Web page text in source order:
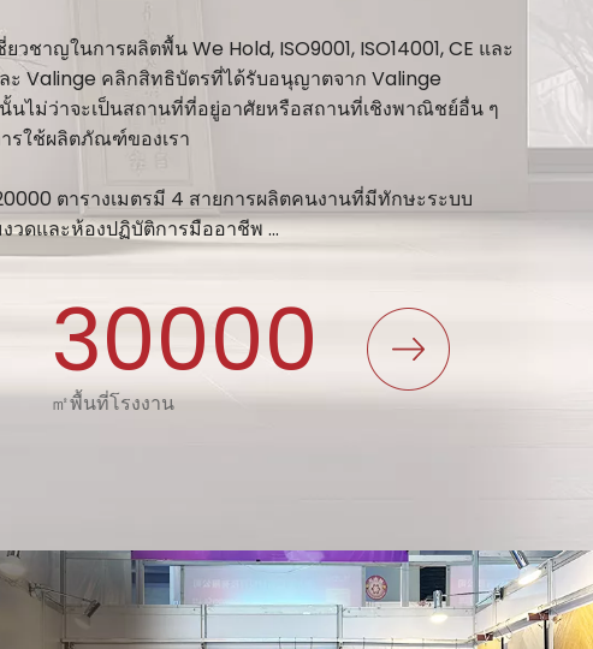
วชาญในการผลิตพื้น We Hold, ISO9001, ISO14001, CE และ
ะ Valinge คลิกสิทธิบัตรที่ได้รับอนุญาตจาก Valinge
นไม่ว่าจะเป็นสถานที่ที่อยู่อาศัยหรือสถานที่เชิงพาณิชย์อื่น ๆ
รใช้ผลิตภัณฑ์ของเรา
ตารางเมตรมี 4 สายการผลิตคนงานที่มีทักษะระบบ
ดและห้องปฏิบัติการมืออาชีพ ...
30000
㎡พื้นที่โรงงาน